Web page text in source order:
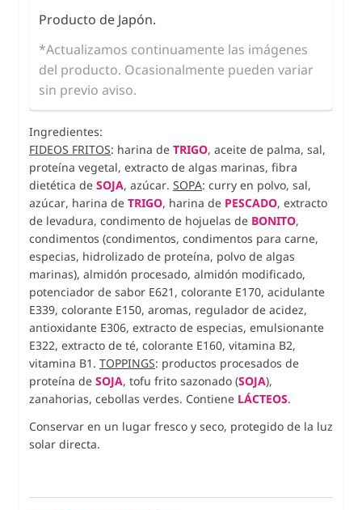
Producto de Japón.
*Actualizamos continuamente las imágenes
del producto. Ocasionalmente pueden variar
sin previo aviso.
Ingredientes:
FIDEOS FRITOS: harina de TRIGO, aceite de palma, sal,
proteína vegetal, extracto de algas marinas, fibra
dietética de SOJA, azúcar. SOPA: curry en polvo, sal,
azúcar, harina de TRIGO, harina de PESCADO, extracto
de levadura, condimento de hojuelas de BONITO,
condimentos (condimentos, condimentos para carne,
especias, hidrolizado de proteína, polvo de algas
marinas), almidón procesado, almidón modificado,
potenciador de sabor E621, colorante E170, acidulante
E339, colorante E150, aromas, regulador de acidez,
antioxidante E306, extracto de especias, emulsionante
E322, extracto de té, colorante E160, vitamina B2,
vitamina B1. TOPPINGS: productos procesados ​​de
proteína de SOJA, tofu frito sazonado (SOJA),
zanahorias, cebollas verdes. Contiene LÁCTEOS.
Conservar en un lugar fresco y seco, protegido de la luz
solar directa.